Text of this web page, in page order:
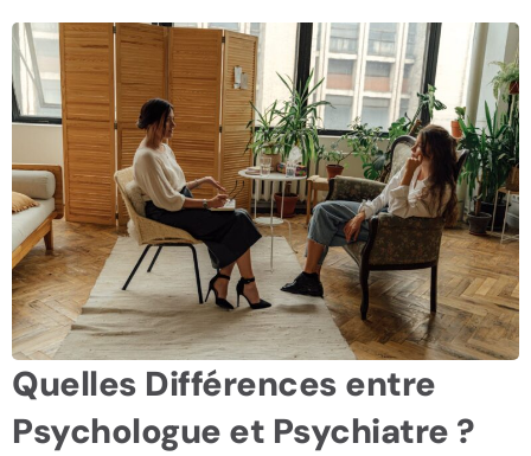
Quelles Différences entre
Psychologue et Psychiatre ?